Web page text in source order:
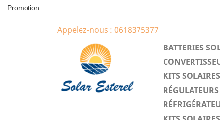
Promotion
Appelez-nous : 0618375377
BATTERIES
KITS